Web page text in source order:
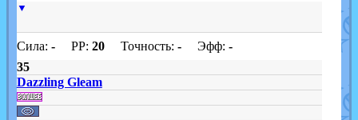
▼
Сила: -PP: 20Точность: -Эфф: -
35
Dazzling Gleam